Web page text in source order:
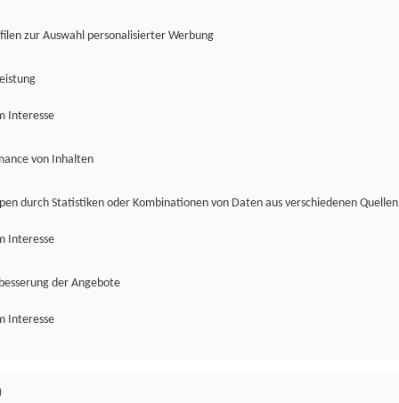
zur Auswahl personalisierter Werbung
Interesse
von Inhalten
durch Statistiken oder Kombinationen von Daten aus verschiedenen Quellen
Interesse
der Angebote
Interesse